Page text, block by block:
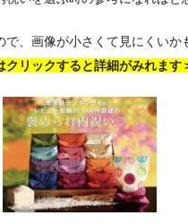
で、画像が小さくて見にくいか
クリックすると詳細がみれます